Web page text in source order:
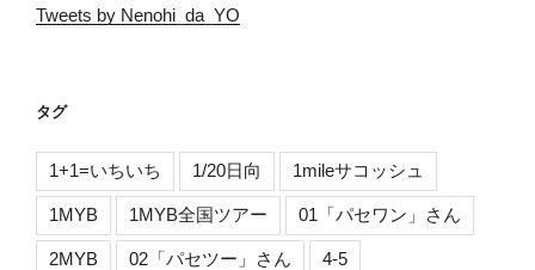
Tweets by Nenohi_da_YO
タグ
1+1=いちいち 1/20日向 1mileサコッシュ
1MYB 1MYB全国ツアー 01「パセワン」さん
2MYB 02「パセツー」さん 4-5